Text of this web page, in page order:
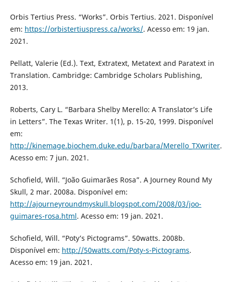
Orbis Tertius Press. “Works”. Orbis Tertius. 2021. Disponível
em: https://orbistertiuspress.ca/works/. Acesso em: 19 jan.
2021.
Pellatt, Valerie (Ed.). Text, Extratext, Metatext and Paratext in
Translation. Cambridge: Cambridge Scholars Publishing,
2013.
Roberts, Cary L. “Barbara Shelby Merello: A Translator’s Life
in Letters”. The Texas Writer. 1(1), p. 15-20, 1999. Disponível
em:
http://kinemage.biochem.duke.edu/barbara/Merello_TXwriter.
Acesso em: 7 jun. 2021.
Schofield, Will. “João Guimarães Rosa”. A Journey Round My
Skull, 2 mar. 2008a. Disponível em:
http://ajourneyroundmyskull.blogspot.com/2008/03/joo-
guimares-rosa.html. Acesso em: 19 jan. 2021.
Schofield, Will. “Poty’s Pictograms”. 50watts. 2008b.
Disponível em: http://50watts.com/Poty-s-Pictograms.
Acesso em: 19 jan. 2021.